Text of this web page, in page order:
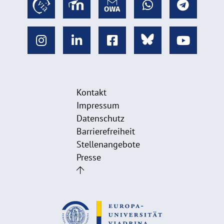
Kontakt
Impressum
Datenschutz
Barrierefreiheit
Stellenangebote
Presse